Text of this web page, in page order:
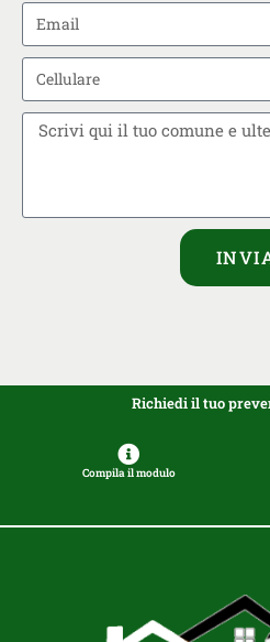
Richiedi il tuo
Compila il modulo